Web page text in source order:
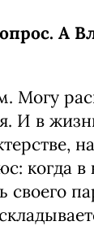
А
Могу
И в
когда в
своего